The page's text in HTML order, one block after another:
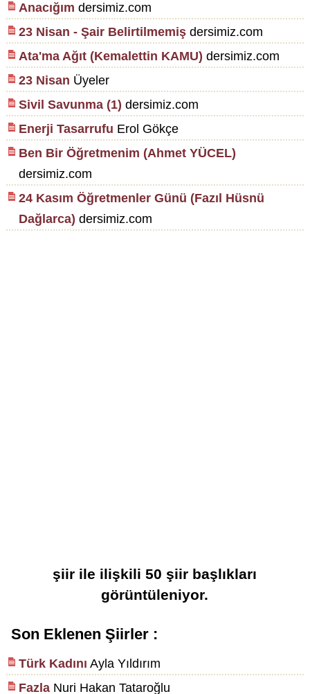
Anacığım dersimiz.com
23 Nisan - Şair Belirtilmemişdersimiz.com
Ata'ma Ağıt (Kemalettin KAMU) dersimiz.com
23 Nisan Üyeler
Sivil Savunma (1) dersimiz.com
Enerji Tasarrufu Erol Gökçe
Ben Bir Öğretmenim (Ahmet YÜCEL)
dersimiz.com
24 Kasım Öğretmenler Günü (Fazıl Hüsnü
Dağlarca) dersimiz.com
şiir ile ilişkili50 şiir başlıkları
görüntüleniyor.
Son Eklenen Şiirler :
Türk Kadını Ayla Yıldırım
FazlaNuri Hakan Tataroğlu